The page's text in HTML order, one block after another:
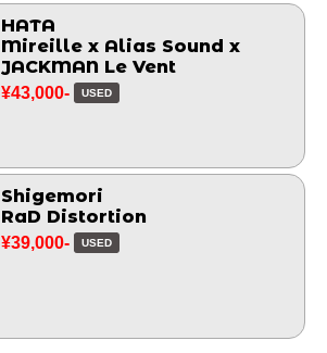
HATA
Mireille x Alias Sound x
JACKMAN Le Vent
¥43,000- USED
Shigemori
RaD Distortion
¥39,000- USED